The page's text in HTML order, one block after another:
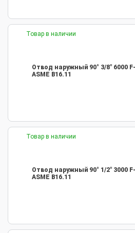
Товар в наличии
Отвод наружный 90° 3/8" 6000
ASME B16.11
Товар в наличии
Отвод наружный 90° 1/2" 3000
ASME B16.11